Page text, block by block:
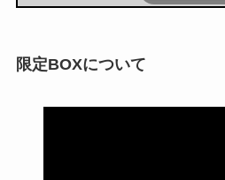
限定BOXについて